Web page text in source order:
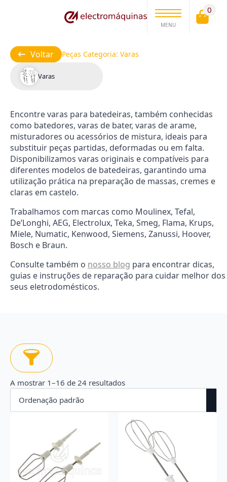
MENU
0
Voltar Peças Categoria:Varas
Varas
Encontre varas para batedeiras, também conhecidas
como batedores, varas de bater, varas de arame,
misturadores ou acessórios de mistura, ideais para
substituir peças partidas, deformadas ou em falta.
Disponibilizamos varas originais e compatíveis para
diferentes modelos de batedeiras, garantindo uma
utilização prática na preparação de massas, cremes e
claras em castelo.
Trabalhamos com marcas como Moulinex, Tefal,
De’Longhi, AEG, Electrolux, Teka, Smeg, Flama, Krups,
Miele, Numatic, Kenwood, Siemens, Zanussi, Hoover,
Bosch e Braun.
Consulte também o nosso blog para encontrar dicas,
guias e instruções de reparação para cuidar melhor dos
seus eletrodomésticos.
A mostrar 1–16 de 24 resultados